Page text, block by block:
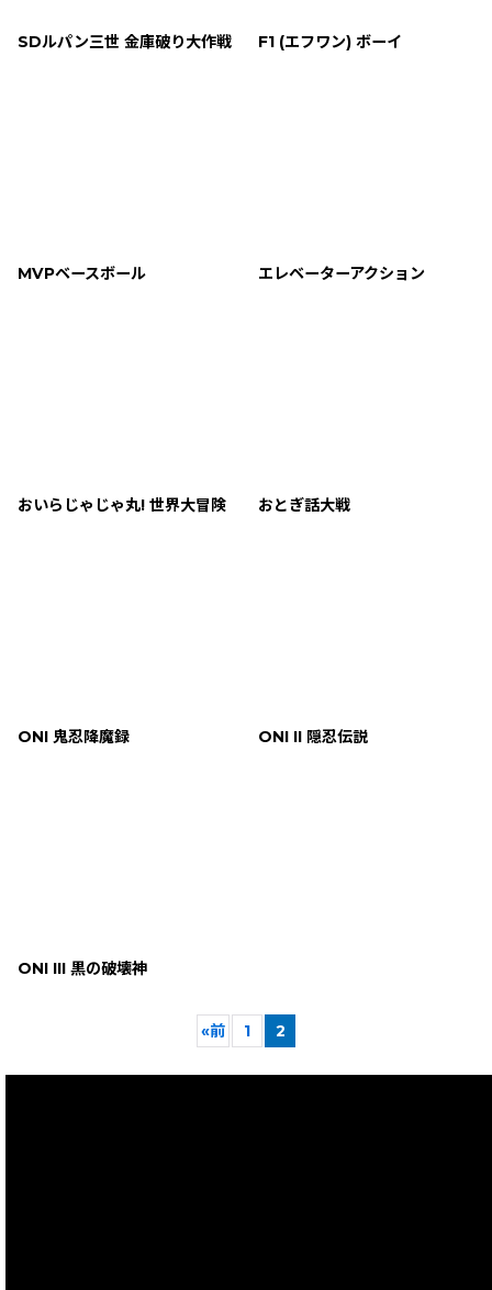
SDルパン三世 金庫破り大作戦 F1 (エフワン) ボーイ
MVPベースボール エレベーターアクション
おいらじゃじゃ丸! 世界大冒険 おとぎ話大戦
ONI 鬼忍降魔録 ONI II 隠忍伝説
ONI III 黒の破壊神
«前 1 2